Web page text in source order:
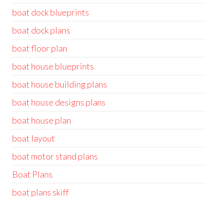
boat dock blueprints
boat dock plans
boat floor plan
boat house blueprints
boat house building plans
boat house designs plans
boat house plan
boat layout
boat motor stand plans
Boat Plans
boat plans skiff